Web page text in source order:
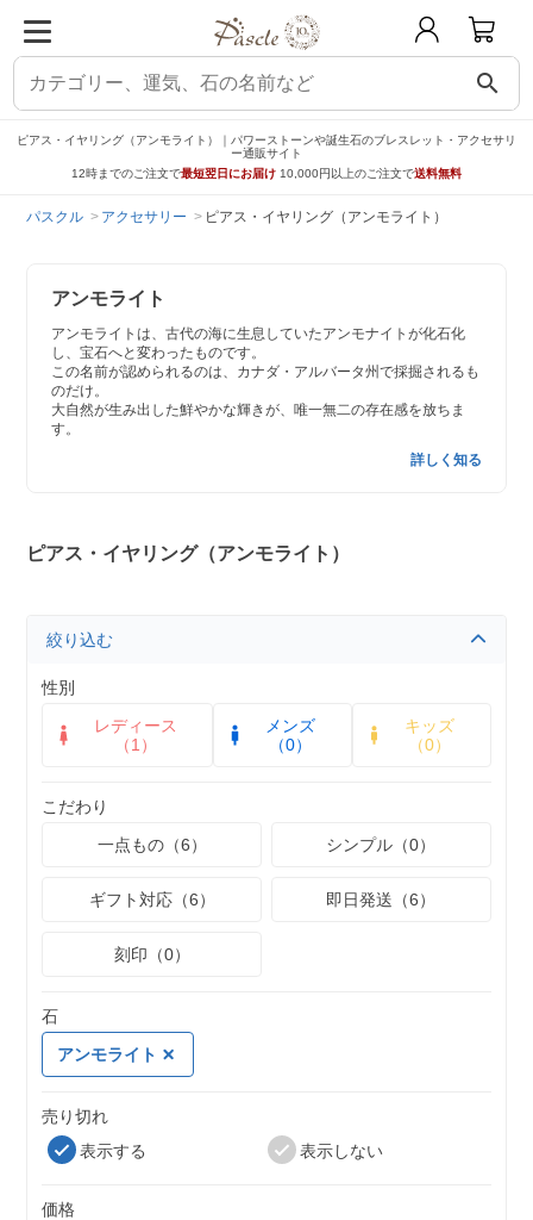
search
ピアス・イヤリング（アンモライト）｜パワーストーンや誕生石のブレスレット・アクセサリ
ー通販サイト
12時までのご注文で最短翌日にお届け 10,000円以上のご注文で送料無料
パスクル アクセサリー ピアス・イヤリング（アンモライト）
アンモライト
アンモライトは、古代の海に生息していたアンモナイトが化石化
し、宝石へと変わったものです。
この名前が認められるのは、カナダ・アルバータ州で採掘されるも
のだけ。
大自然が生み出した鮮やかな輝きが、唯一無二の存在感を放ちま
す。
詳しく知る
ピアス・イヤリング（アンモライト）
絞り込む
性別
レディース
（1）
メンズ
（0）
キッズ
（0）
こだわり
一点もの（6）
シンプル（0）
ギフト対応（6） 即日発送（6）
刻印（0）
石
アンモライト
売り切れ
表示する
表示しない
価格